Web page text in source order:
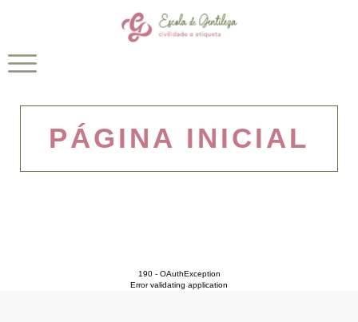
PÁGINA INICIAL
190 - OAuthException
Error validating application